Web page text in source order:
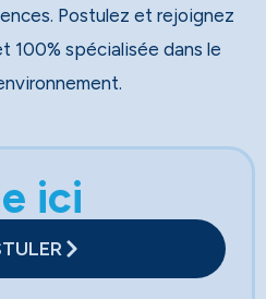
Postulez et rejoignez
100% spécialisée dans le
ici